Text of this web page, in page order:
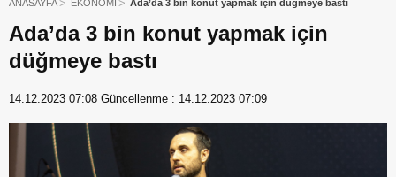
ANASAYFA EKONOMİ Ada’da 3 bin konut yapmak için düğmeye bastı
Ada’da 3 bin konut yapmak için
düğmeye bastı
14.12.2023 07:08 Güncellenme : 14.12.2023 07:09